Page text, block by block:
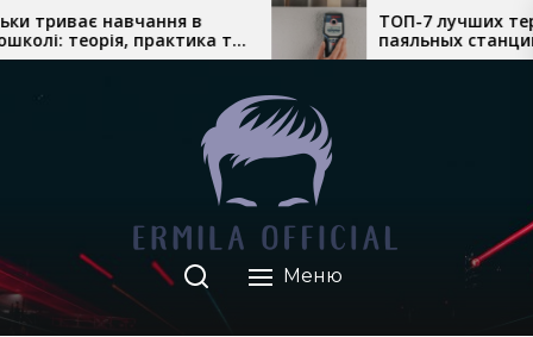
Перейти
к
триває навчання в
теорія, практика та
водіння
ТОП-7 лучших
паяльных станций с
сложного монтажа
Меню